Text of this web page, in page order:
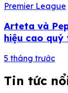
Premier League
Arteta và
hiệu cao quý
5 tháng trước
Tin tức